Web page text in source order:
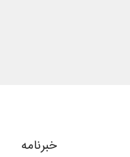
خبرنامه